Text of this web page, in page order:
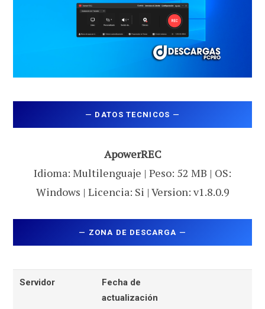
— DATOS TECNICOS —
ApowerREC
Idioma: Multilenguaje | Peso: 52 MB | OS:
Windows | Licencia: Si | Version: v1.8.0.9
— ZONA DE DESCARGA —
Servidor
Fecha de
actualización